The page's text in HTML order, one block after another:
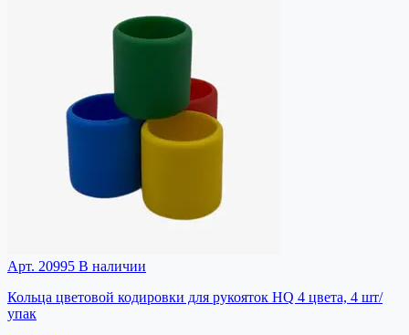
Арт. 20995 В наличии
Кольца цветовой кодировки для рукояток HQ 4 цвета, 4 шт/
упак